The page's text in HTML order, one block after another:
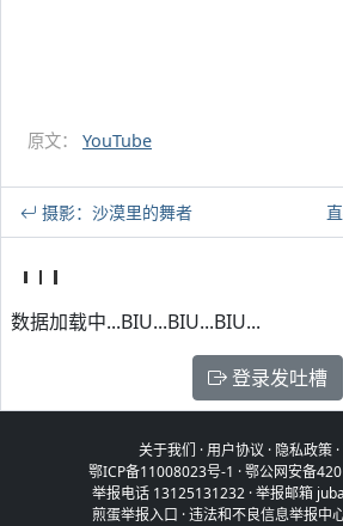
原文： YouTube
摄影：沙漠里的舞者
数据加载中...BIU...BIU...BIU...
登录发吐槽
关于我们 ·用户协议 · 隐私政策·
鄂ICP备11008023号-1 ·鄂公网安备
举报电话 13125131232 · 举报邮箱
煎蛋举报入口 ·违法和不良信息举报中